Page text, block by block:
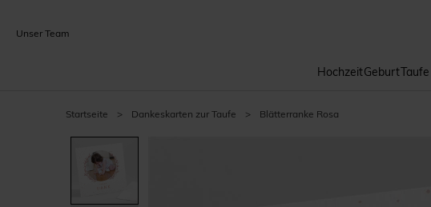
Unser Team
HochzeitGeburtTaufe
Startseite > Dankeskarten zur Taufe > Blätterranke Rosa